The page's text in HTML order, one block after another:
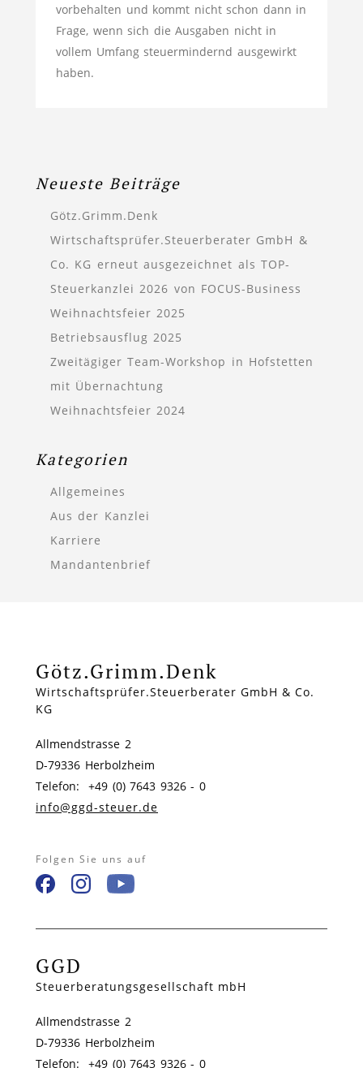
vorbehalten und kommt nicht schon dann in
Frage, wenn sich die Ausgaben nicht in
vollem Umfang steuermindernd ausgewirkt
haben.
Neueste Beiträge
Götz.Grimm.Denk
Wirtschaftsprüfer.Steuerberater GmbH &
Co. KG erneut ausgezeichnet als TOP-
Steuerkanzlei 2026 von FOCUS-Business
Weihnachtsfeier 2025
Betriebsausflug 2025
Zweitägiger Team-Workshop in Hofstetten
mit Übernachtung
Weihnachtsfeier 2024
Kategorien
Allgemeines
Aus der Kanzlei
Karriere
Mandantenbrief
Götz.Grimm.Denk
Wirtschaftsprüfer.Steuerberater GmbH & Co.
KG
Allmendstrasse 2
D-79336 Herbolzheim
Telefon: +49 (0) 7643 9326 - 0
info@ggd-steuer.de
Folgen Sie uns auf
GGD
Steuerberatungsgesellschaft mbH
Allmendstrasse 2
D-79336 Herbolzheim
Telefon: +49 (0) 7643 9326 - 0